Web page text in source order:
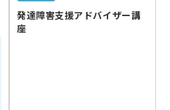
発達障害支援アドバイザー講
座